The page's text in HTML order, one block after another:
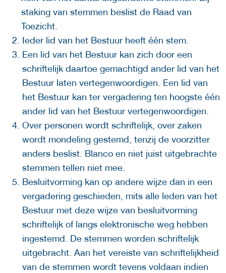
staking van stemmen beslist de Raad van
Toezicht.
Ieder lid van het Bestuur heeft één stem.
Een lid van het Bestuur kan zich door een
schriftelijk daartoe gemachtigd ander lid van het
Bestuur laten vertegenwoordigen. Een lid van
het Bestuur kan ter vergadering ten hoogste één
ander lid van het Bestuur vertegenwoordigen.
Over personen wordt schriftelijk, over zaken
wordt mondeling gestemd, tenzij de voorzitter
anders beslist. Blanco en niet juist uitgebrachte
stemmen tellen niet mee.
Besluitvorming kan op andere wijze dan in een
vergadering geschieden, mits alle leden van het
Bestuur met deze wijze van besluitvorming
schriftelijk of langs elektronische weg hebben
ingestemd. De stemmen worden schriftelijk
uitgebracht. Aan het vereiste van schriftelijkheid
van de stemmen wordt tevens voldaan indien